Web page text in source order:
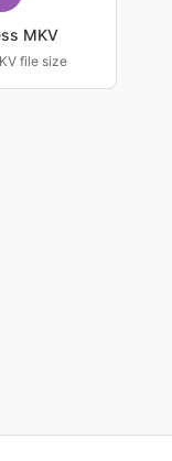
MKV
file size